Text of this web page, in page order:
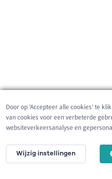
200 m
Door op 'Accepteer alle cookies' te
van cookies voor een verbeterde
websiteverkeersanalyse en
Wijzig instellingen